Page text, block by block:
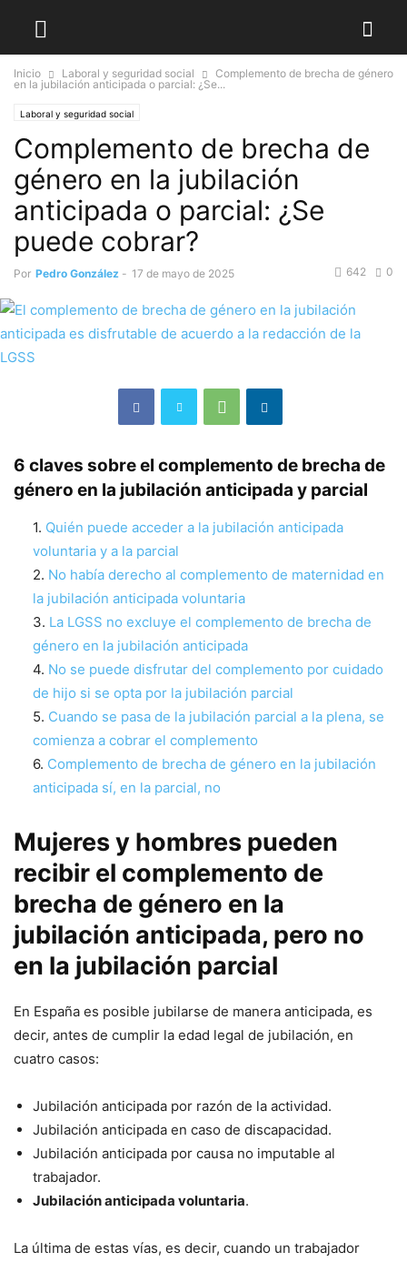
Inicio Laboral y seguridad social
Complemento de brecha de género
en la jubilación anticipada o parcial: ¿Se...
Laboral y seguridad social
Complemento de brecha de
género en la jubilación
anticipada o parcial: ¿Se
puede cobrar?
Por Pedro González - 17 de mayo de 2025 0
642
6 claves sobre el complemento de brecha de
género en la jubilación anticipada y parcial
Quién puede acceder a la jubilación anticipada
voluntaria y a la parcial
No había derecho al complemento de maternidad en
la jubilación anticipada voluntaria
La LGSS no excluye el complemento de brecha de
género en la jubilación anticipada
No se puede disfrutar del complemento por cuidado
de hijo si se opta por la jubilación parcial
Cuando se pasa de la jubilación parcial a la plena, se
comienza a cobrar el complemento
Complemento de brecha de género en la jubilación
anticipada sí, en la parcial, no
Mujeres y hombres pueden
recibir el complemento de
brecha de género en la
jubilación anticipada, pero no
en la jubilación parcial
En España es posible jubilarse de manera anticipada, es
decir, antes de cumplir la edad legal de jubilación, en
cuatro casos:
Jubilación anticipada por razón de la actividad.
Jubilación anticipada en caso de discapacidad.
Jubilación anticipada por causa no imputable al
trabajador.
Jubilación anticipada voluntaria.
La última de estas vías, es decir, cuando un trabajador